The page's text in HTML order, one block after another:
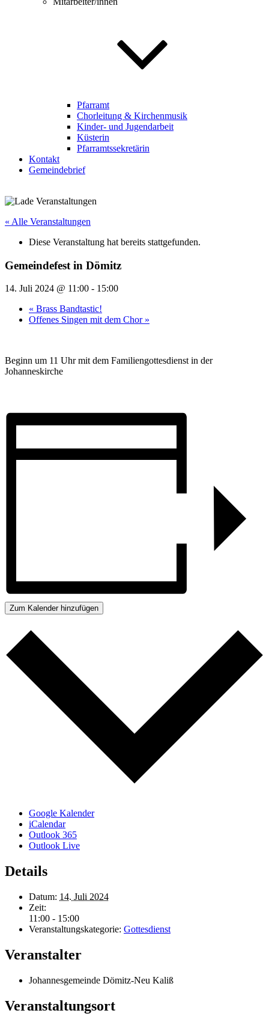
Pfarramt
Chorleitung & Kirchenmusik
Kinder- und Jugendarbeit
Küsterin
Pfarramtssekretärin
Kontakt
Gemeindebrief
« Alle Veranstaltungen
Diese Veranstaltung hat bereits stattgefunden.
Gemeindefest in Dömitz
14. Juli 2024 @ 11:00 - 15:00
« Brass Bandtastic!
Offenes Singen mit dem Chor »
Beginn um 11 Uhr mit dem Familiengottesdienst in der
Johanneskirche
Zum Kalender hinzufügen
Google Kalender
iCalendar
Outlook 365
Outlook Live
Details
Datum: 14. Juli 2024
Zeit:
11:00 - 15:00
Veranstaltungskategorie: Gottesdienst
Veranstalter
Johannesgemeinde Dömitz-Neu Kaliß
Veranstaltungsort